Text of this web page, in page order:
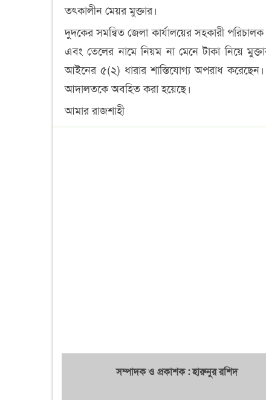
তৎকালীন মেয়র মুক্তার।
দুদকের সমন্বিত জেলা কার্যালয়ের সহকারী
এবং তেলের নামে নিয়ম না মেনে টাকা নিয়ে
আইনের ৫(২) ধারার শাস্তিযোগ্য অপরাধ
আদালতকে অবহিত করা হয়েছে।
আমার রাজশাহী
সম্পাদক ও প্রকাশক : হারুনুর রশিদ